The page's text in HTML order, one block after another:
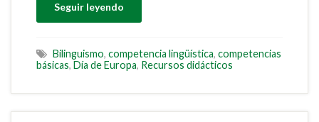
Seguir leyendo
Bilinguismo, competencia lingüística, competencias
básicas, Día de Europa, Recursos didácticos